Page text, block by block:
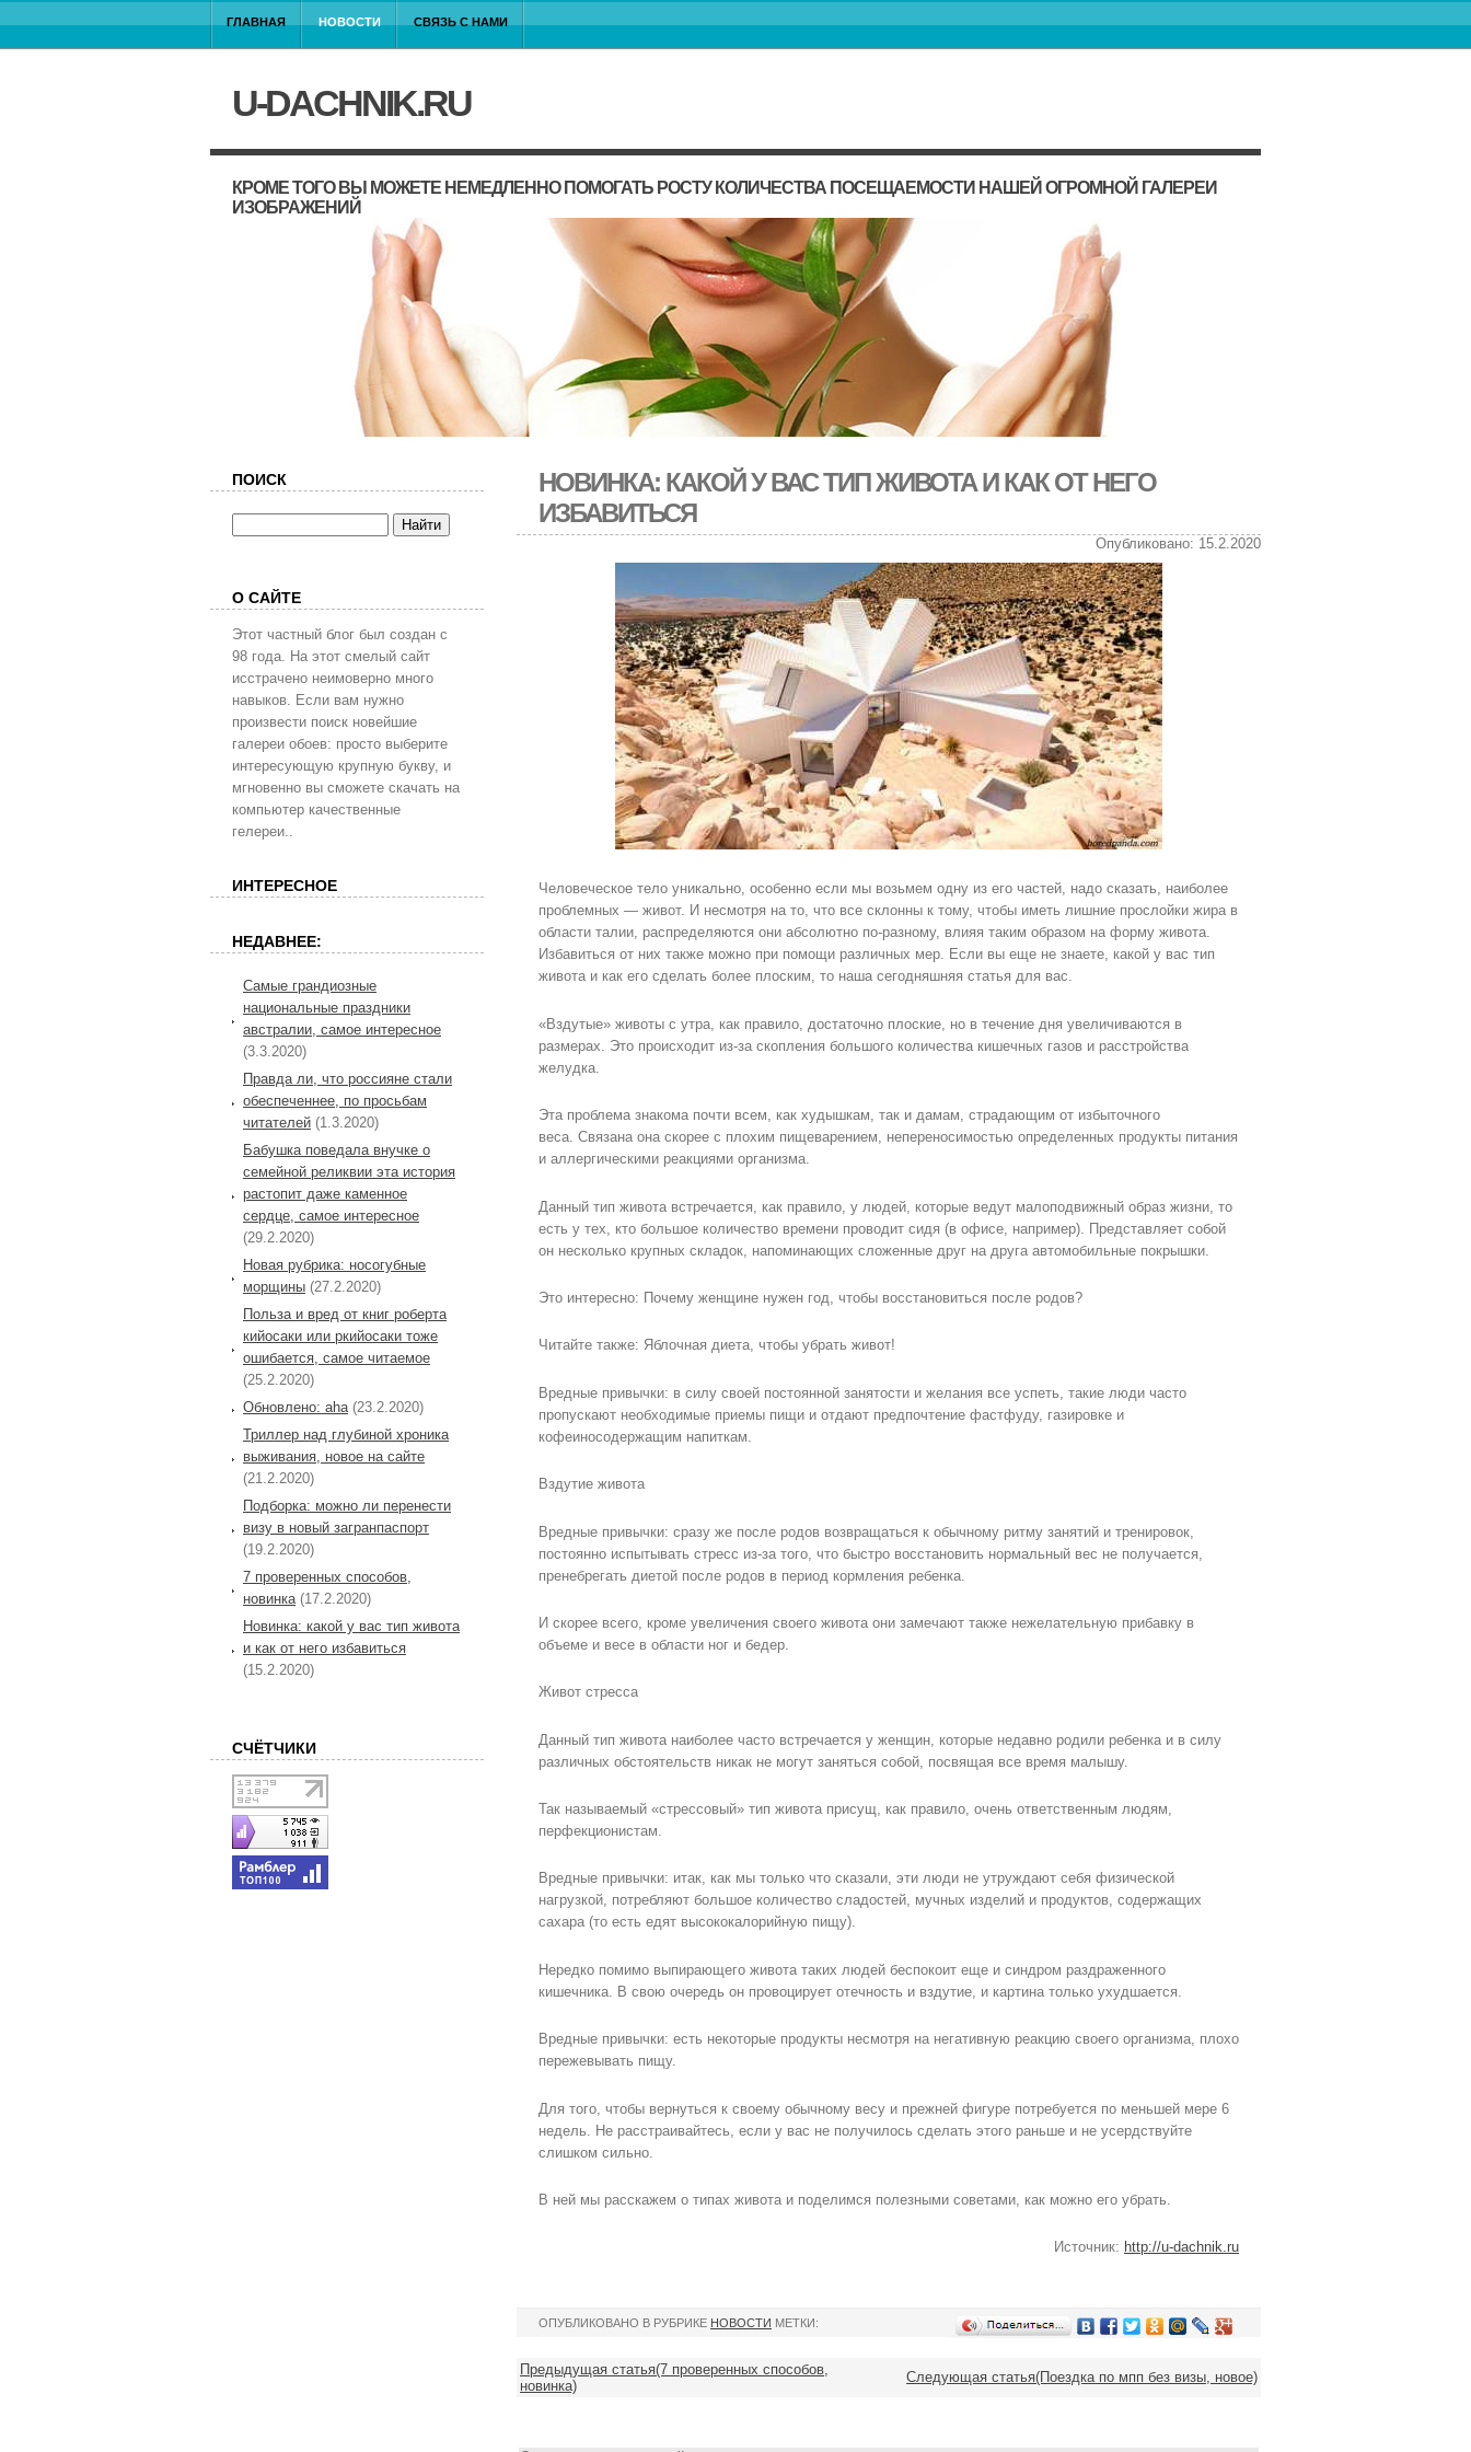
ГЛАВНАЯ НОВОСТИ СВЯЗЬ С НАМИ
U-DACHNIK.RU
КРОМЕ ТОГО ВЫ МОЖЕТЕ НЕМЕДЛЕННО ПОМОГАТЬ РОСТУ КОЛИЧЕСТВА ПОСЕЩАЕМОСТИ НАШЕЙ ОГРОМНОЙ ГАЛЕРЕИ
ИЗОБРАЖЕНИЙ
НОВИНКА: КАКОЙ У ВАС ТИП ЖИВОТА И КАК ОТ НЕГО
ИЗБАВИТЬСЯ
Опубликовано: 15.2.2020
Человеческое тело уникально, особенно если мы возьмем одну из его частей, надо сказать, наиболее
проблемных — живот. И несмотря на то, что все склонны к тому, чтобы иметь лишние прослойки жира в
области талии, распределяются они абсолютно по-разному, влияя таким образом на форму живота.
Избавиться от них также можно при помощи различных мер. Если вы еще не знаете, какой у вас тип
живота и как его сделать более плоским, то наша сегодняшняя статья для вас.
«Вздутые» животы с утра, как правило, достаточно плоские, но в течение дня увеличиваются в
размерах. Это происходит из-за скопления большого количества кишечных газов и расстройства
желудка.
Эта проблема знакома почти всем, как худышкам, так и дамам, страдающим от избыточного
веса. Связана она скорее с плохим пищеварением, непереносимостью определенных продукты питания
и аллергическими реакциями организма.
Данный тип живота встречается, как правило, у людей, которые ведут малоподвижный образ жизни, то
есть у тех, кто большое количество времени проводит сидя (в офисе, например). Представляет собой
он несколько крупных складок, напоминающих сложенные друг на друга автомобильные покрышки.
Это интересно: Почему женщине нужен год, чтобы восстановиться после родов?
Читайте также: Яблочная диета, чтобы убрать живот!
Вредные привычки: в силу своей постоянной занятости и желания все успеть, такие люди часто
пропускают необходимые приемы пищи и отдают предпочтение фастфуду, газировке и
кофеиносодержащим напиткам.
Вздутие живота
Вредные привычки: сразу же после родов возвращаться к обычному ритму занятий и тренировок,
постоянно испытывать стресс из-за того, что быстро восстановить нормальный вес не получается,
пренебрегать диетой после родов в период кормления ребенка.
И скорее всего, кроме увеличения своего живота они замечают также нежелательную прибавку в
объеме и весе в области ног и бедер.
Живот стресса
Данный тип живота наиболее часто встречается у женщин, которые недавно родили ребенка и в силу
различных обстоятельств никак не могут заняться собой, посвящая все время малышу.
Так называемый «стрессовый» тип живота присущ, как правило, очень ответственным людям,
перфекционистам.
Вредные привычки: итак, как мы только что сказали, эти люди не утруждают себя физической
нагрузкой, потребляют большое количество сладостей, мучных изделий и продуктов, содержащих
сахара (то есть едят высококалорийную пищу).
Нередко помимо выпирающего живота таких людей беспокоит еще и синдром раздраженного
кишечника. В свою очередь он провоцирует отечность и вздутие, и картина только ухудшается.
Вредные привычки: есть некоторые продукты несмотря на негативную реакцию своего организма, плохо
пережевывать пищу.
Для того, чтобы вернуться к своему обычному весу и прежней фигуре потребуется по меньшей мере 6
недель. Не расстраивайтесь, если у вас не получилось сделать этого раньше и не усердствуйте
слишком сильно.
В ней мы расскажем о типах живота и поделимся полезными советами, как можно его убрать.
Источник: http://u-dachnik.ru
ОПУБЛИКОВАНО В РУБРИКЕ НОВОСТИ МЕТКИ:
Предыдущая статья(7 проверенных способов,
новинка)
Следующая статья(Поездка по мпп без визы, новое)
ПОИСК
О САЙТЕ
Этот частный блог был создан с
98 года. На этот смелый сайт
исстрачено неимоверно много
навыков. Если вам нужно
произвести поиск новейшие
галереи обоев: просто выберите
интересующую крупную букву, и
мгновенно вы сможете скачать на
компьютер качественные
гелереи..
ИНТЕРЕСНОЕ
НЕДАВНЕЕ:
Самые грандиозные
национальные праздники
австралии, самое интересное
(3.3.2020)
Правда ли, что россияне стали
обеспеченнее, по просьбам
читателей (1.3.2020)
Бабушка поведала внучке о
семейной реликвии эта история
растопит даже каменное
сердце, самое интересное
(29.2.2020)
Новая рубрика: носогубные
морщины (27.2.2020)
Польза и вред от книг роберта
кийосаки или ркийосаки тоже
ошибается, самое читаемое
(25.2.2020)
Обновлено: aha (23.2.2020)
Триллер над глубиной хроника
выживания, новое на сайте
(21.2.2020)
Подборка: можно ли перенести
визу в новый загранпаспорт
(19.2.2020)
7 проверенных способов,
новинка (17.2.2020)
Новинка: какой у вас тип живота
и как от него избавиться
(15.2.2020)
СЧЁТЧИКИ